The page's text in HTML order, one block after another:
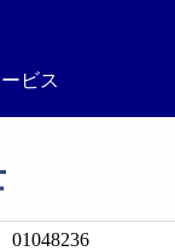
ビス
01048236